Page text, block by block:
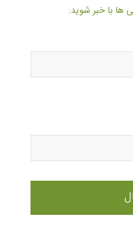
ها با خبر شوید: